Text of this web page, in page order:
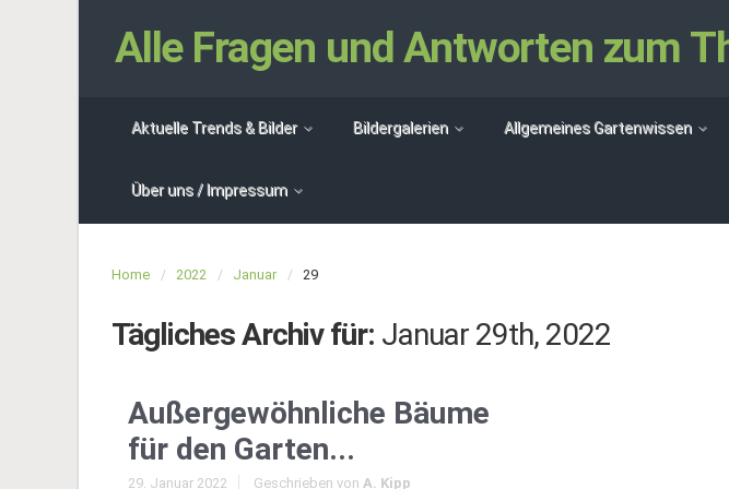
Alle Fragen und Antworten zum
Aktuelle Trends & Bilder Bildergalerien Allgemeines Gartenwissen
Über uns / Impressum
Home 2022 Januar 29
Tägliches Archiv für: Januar 29th, 2022
Außergewöhnliche Bäume
für den Garten...
29. Januar 2022 Geschrieben von A. Kipp